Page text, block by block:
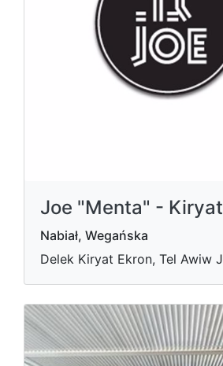
Joe "Menta" -
Nabiał, Wegańska
Delek Kiryat Ekron, Tel Awiw